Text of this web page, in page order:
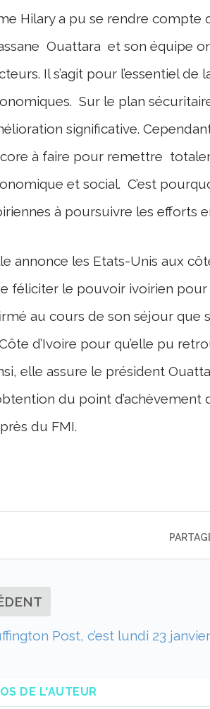
Hilary a pu se rendre compte
Ouattara et son équipe
Il s’agit pour l’essentiel
Sur le plan
significative.
à faire pour remettre
et social. C’est
à poursuivre les efforts
annonce les Etats-Unis aux
féliciter le pouvoir ivoirien pour
au cours de son séjour que
d’Ivoire pour qu’elle pu
elle assure le président
du point
du FMI.
Post, c’est lundi 23 janvier
DE L'AUTEUR